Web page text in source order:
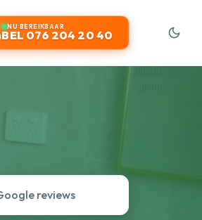
NU BEREIKBAAR
BEL 076 204 20 40
reviews